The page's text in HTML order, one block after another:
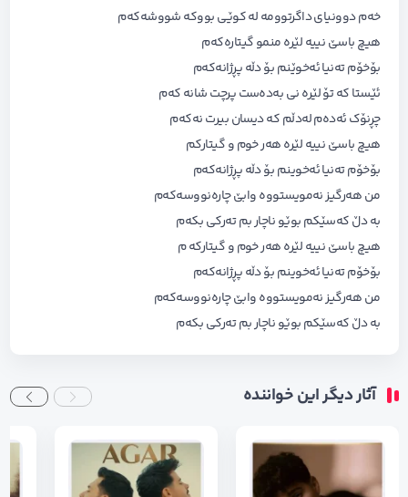
خەم دوونیای داگرتوومە لە کوێی بووکە شووشەکەم
هیچ باسێ نییە لێرە منمو گیتارەکەم
بۆخۆم تەنیا ئەخوێنم بۆ دڵە پڕژانەکەم
ئێستا کە تۆ لێرە نی بەدەست پرچت شانە کەم
چڕنۆک ئەدەم لەدڵم کە دیسان بیرت نەکەم
هیچ باسێ نییە لێرە هەر خوم و گیتارکم
بۆخۆم تەنیا ئەخوینم بۆ دڵە پڕژانەکەم
من هەرگیز نەمویستووە وابێ چارەنووسەکەم
بە دڵ کەسێکم بوێو ناچار بم تەرکی بکەم
هیچ باسێ نییە لێرە هەر خوم و گیتارکه م
بۆخۆم تەنیا ئەخوینم بۆ دڵە پڕژانەکەم
من هەرگیز نەمویستووە وابێ چارەنووسەکەم
بە دڵ کەسێکم بوێو ناچار بم تەرکی بکەم
آثار دیگر این خواننده